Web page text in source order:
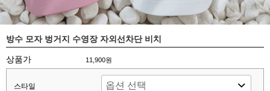
방수 모자 벙거지 수영장 자외선차단 비치
상품가 11,900원
스타일